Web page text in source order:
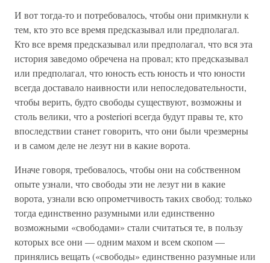
И вот тогда-то и потребовалось, чтобы они примкнули к
тем, кто это все время предсказывал или предполагал.
Кто все время предсказывал или предполагал, что вся эта
история заведомо обречена на провал; кто предсказывал
или предполагал, что юность есть юность и что юности
всегда доставало наивности или непоследовательности,
чтобы верить, будто свободы существуют, возможны и
столь велики, что a posteriori всегда будут правы те, кто
впоследствии станет говорить, что они были чрезмерны
и в самом деле не лезут ни в какие ворота.
Иначе говоря, требовалось, чтобы они на собственном
опыте узнали, что свободы эти не лезут ни в какие
ворота, узнали всю опрометчивость таких свобод: только
тогда единственно разумными или единственно
возможными «свободами» стали считаться те, в пользу
которых все они — одним махом и всем скопом —
принялись вещать («свободы» единственно разумные или